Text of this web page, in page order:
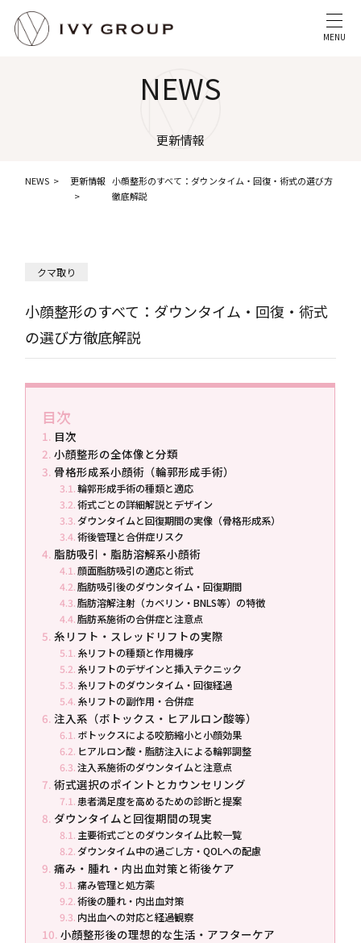
MENU
NEWS
更新情報
NEWS 更新情報 小顔整形のすべて：ダウンタイム・回復・術式の選び方
徹底解説
クマ取り
小顔整形のすべて：ダウンタイム・回復・術式
の選び方徹底解説
目次
目次
小顔整形の全体像と分類
骨格形成系小顔術（輪郭形成手術）
輪郭形成手術の種類と適応
術式ごとの詳細解説とデザイン
ダウンタイムと回復期間の実像（骨格形成系）
術後管理と合併症リスク
脂肪吸引・脂肪溶解系小顔術
顔面脂肪吸引の適応と術式
脂肪吸引後のダウンタイム・回復期間
脂肪溶解注射（カベリン・BNLS等）の特徴
脂肪系施術の合併症と注意点
糸リフト・スレッドリフトの実際
糸リフトの種類と作用機序
糸リフトのデザインと挿入テクニック
糸リフトのダウンタイム・回復経過
糸リフトの副作用・合併症
注入系（ボトックス・ヒアルロン酸等）
ボトックスによる咬筋縮小と小顔効果
ヒアルロン酸・脂肪注入による輪郭調整
注入系施術のダウンタイムと注意点
術式選択のポイントとカウンセリング
患者満足度を高めるための診断と提案
ダウンタイムと回復期間の現実
主要術式ごとのダウンタイム比較一覧
ダウンタイム中の過ごし方・QOLへの配慮
痛み・腫れ・内出血対策と術後ケア
痛み管理と処方薬
術後の腫れ・内出血対策
内出血への対応と経過観察
小顔整形後の理想的な生活・アフターケア